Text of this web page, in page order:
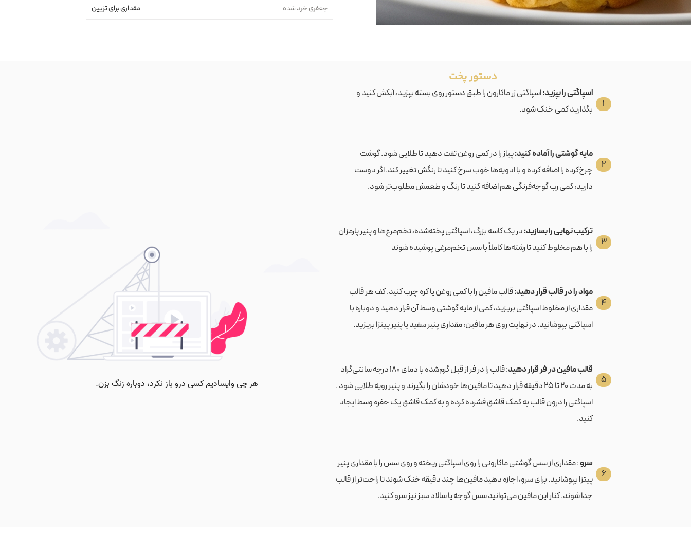
جعفری خرد شده مقداری برای تزیین
دستور پخت
۱
اسپاگتی را بپزید:اسپاگتی زر ماکارون را طبق دستور روی بسته بپزید، آبکش کنید و
بگذارید کمی خنک شود.
۲
مایه گوشتی را آماده کنید:پیاز را در کمی روغن تفت دهید تا طلایی شود. گوشت
چرخ‌کرده را اضافه کرده و با ادویه‌ها خوب سرخ کنید تا رنگش تغییر کند. اگر دوست
دارید، کمی رب گوجه‌فرنگی هم اضافه کنید تا رنگ و طعمش مطلوب‌تر شود.
۳
ترکیب نهایی را بسازید:در یک کاسه بزرگ، اسپاگتی پخته‌شده، تخم‌مرغ‌ها و پنیر پارمزان
را با هم مخلوط کنید تا رشته‌ها کاملاً با سس تخم‌مرغی پوشیده شوند
۴
مواد را در قالب قرار دهید:قالب مافین را با کمی روغن یا کره چرب کنید. کف هر قالب
مقداری از مخلوط اسپاگتی بریزید، کمی از مایه گوشتی وسط آن قرار دهید و دوباره با
اسپاگتی بپوشانید. در نهایت روی هر مافین، مقداری پنیر سفید یا پنیر پیتزا بریزید.
۵
قالب مافین در فر قرار دهید
: قالب را در فر از قبل گرم‌شده با دمای ۱۸۰ درجه سانتی‌گراد
به مدت ۲۰ تا ۲۵ دقیقه قرار دهید تا مافین‌ها خودشان را بگیرند و پنیر رویه طلایی شود .
اسپاگتی را درون قالب به کمک قاشق فشرده کرده و به کمک قاشق یک حفره وسط ایجاد
کنید.
۶
سرو: مقداری از سس گوشتی ماکارونی را روی اسپاگتی ریخته و روی سس را با مقداری پنیر
پیتزا بپوشانید. برای سرو، اجازه دهید مافین‌ها چند دقیقه خنک شوند تا راحت‌تر از قالب
جدا شوند. کنار این مافین می‌توانید سس گوجه یا سالاد سبز نیز سرو کنید.